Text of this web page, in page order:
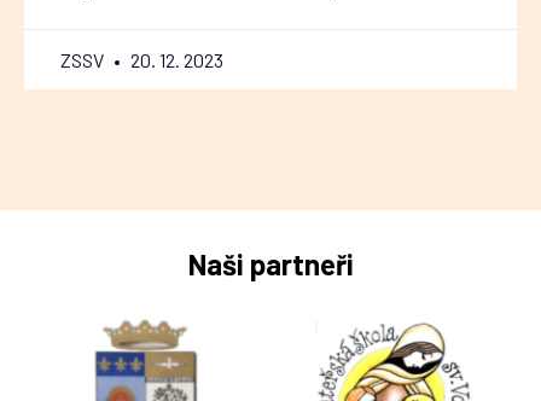
ZSSV 20. 12. 2023
Naši partneři